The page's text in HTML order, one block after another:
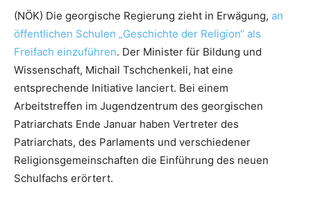
(NÖK) Die georgische Regierung zieht in Erwägung, an
öffentlichen Schulen „Geschichte der Religion“ als
Freifach einzuführen. Der Minister für Bildung und
Wissenschaft, Michail Tschchenkeli, hat eine
entsprechende Initiative lanciert. Bei einem
Arbeitstreffen im Jugendzentrum des georgischen
Patriarchats Ende Januar haben Vertreter des
Patriarchats, des Parlaments und verschiedener
Religionsgemeinschaften die Einführung des neuen
Schulfachs erörtert.